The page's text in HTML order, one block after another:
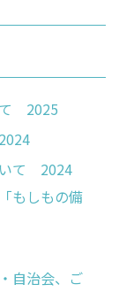
て 2025
いて 2024
もしもの備
自治会、ご